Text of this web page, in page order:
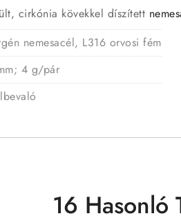
cirkónia kövekkel díszített
nemesacél, L316 orvosi fém
4 g/pár
16 Hasonló